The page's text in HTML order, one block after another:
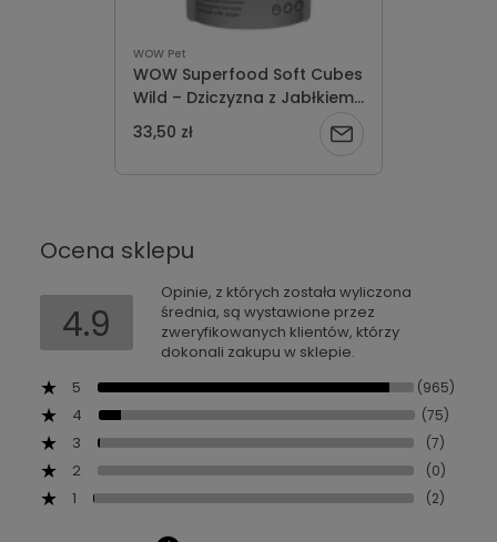
WOW Pet
WOW Superfood Soft Cubes
Wild – Dziczyzna z Jabłkiem
Miękkie Przysmaki dla psa
150g
33,50 zł
Powiadom
o
Ocena sklepu
4.9
Opinie, z których została wyliczona
średnia, są wystawione przez
zweryfikowanych klientów, którzy
dokonali zakupu w sklepie.
5
(965)
4 (75)
3 (7)
2 (0)
1 (2)